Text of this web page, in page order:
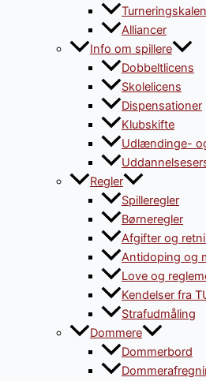
Alliancer
Info om spillere
Dobbeltlicens
Skolelicens
Dispensationer
Klubskifte
Udlændinge-
Regler
Spilleregler
Børneregler
Afgifter og
Antidoping og
Love og
Kendelser fra
Strafudmåling
Dommere
Dommerbord